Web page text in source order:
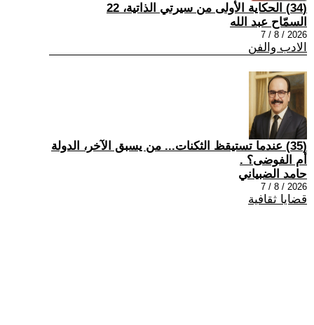
(34) الحكاية الأولى من سيرتي الذاتية، 22
السمّاح عبد الله
2026 / 8 / 7
الادب والفن
(35) عندما تستيقظ الثكنات... من يسبق الآخر، الدولة
أم الفوضى؟ .
حامد الضبياني
2026 / 8 / 7
قضايا ثقافية